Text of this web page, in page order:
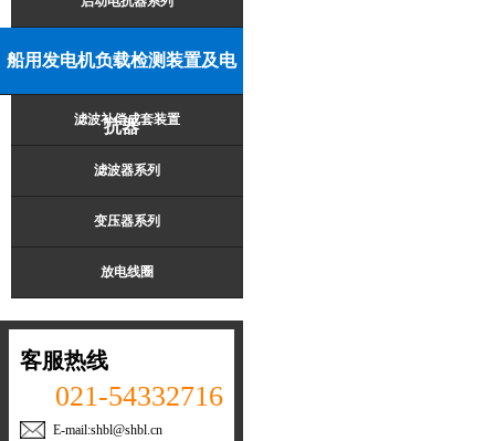
船用发电机负载检测装置及电
抗器
滤波补偿成套装置
滤波器系列
变压器系列
放电线圈
客服热线
021-54332716
E-mail:shbl@shbl.cn